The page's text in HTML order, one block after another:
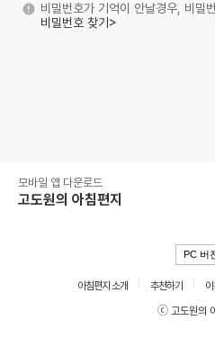
비밀번호가 기억이 안날경우, 비밀
비밀번호 찾기>
모바일 앱 다운로드
고도원의 아침편지
PC 버
아침편지 소개 추천하기
ⓒ 고도원의